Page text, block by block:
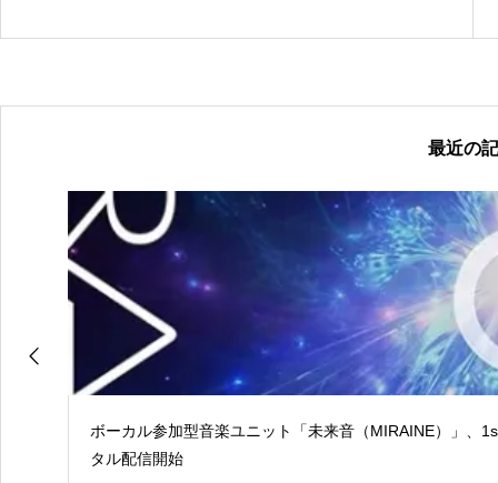
最近の
ボーカル参加型音楽ユニット「未来音（MIRAINE）」、
タル配信開始